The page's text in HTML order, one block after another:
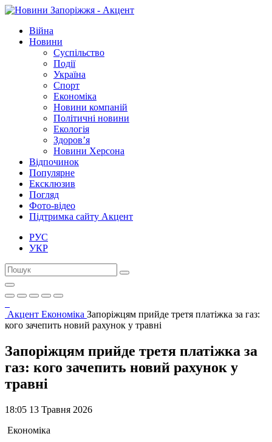
Війна
Новини
Суспільство
Події
Україна
Спорт
Економіка
Новини компаній
Політичні новини
Екологія
Здоров’я
Новини Херсона
Відпочинок
Популярне
Ексклюзив
Погляд
Фото-відео
Підтримка сайту Акцент
РУС
УКР
Акцент Економіка Запоріжцям прийде третя платіжка за газ:
кого зачепить новий рахунок у травні
Запоріжцям прийде третя платіжка за
газ: кого зачепить новий рахунок у
травні
18:05 13 Травня 2026
Економіка